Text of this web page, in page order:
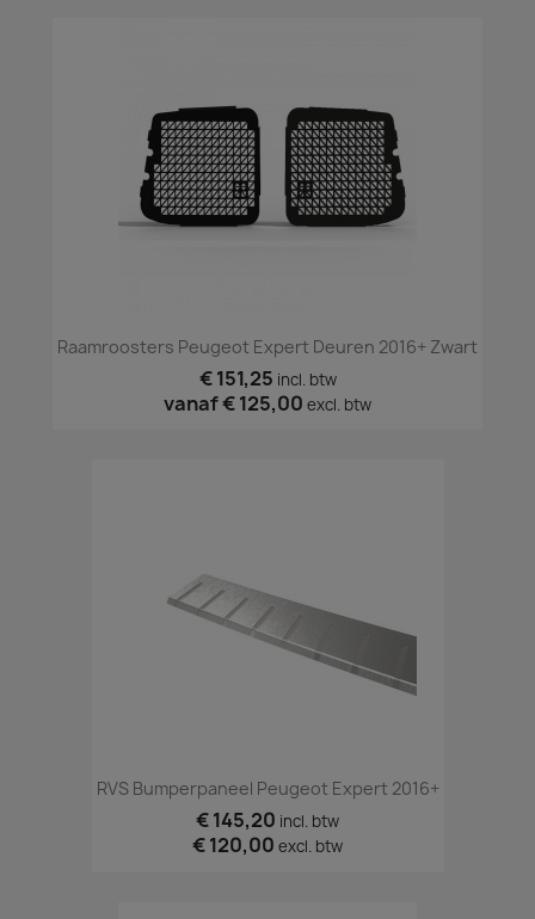
Raamroosters Peugeot Expert Deuren 2016+ Zwart
€ 151,25 incl. btw
vanaf€ 125,00 excl. btw
RVS Bumperpaneel Peugeot Expert 2016+
€ 145,20 incl. btw
€ 120,00 excl. btw